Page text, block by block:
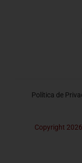
Política de
Copyright